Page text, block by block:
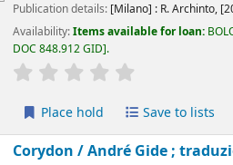
Publication details: [Milano] : R. Archinto,
Availability:Items available for loan:
DOC 848.912 GID .
star rating
Place hold Save to lists
Corydon /André Gide ;